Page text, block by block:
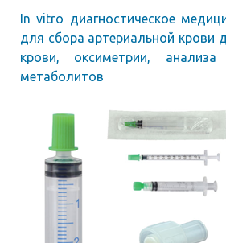
In vitro диагностическое
для сбора артериальной крови
крови, оксиметрии,
метаболитов